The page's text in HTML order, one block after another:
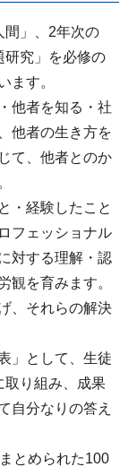
間」、2年次の
研究」を必修の
ます。
他者を知る・社
他者の生き方を
て、他者とのか
・経験したこと
フェッショナル
対する理解・認
観を育みます。
、それらの解決
」として、生徒
取り組み、成果
自分なりの答え
とめられた100